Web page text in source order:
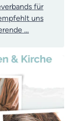
für
uns
…